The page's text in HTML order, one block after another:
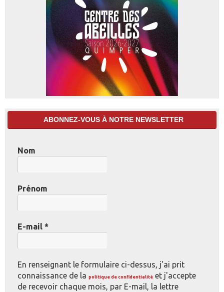
ABONNEZ-VOUS À NOTRE NEWSLETTER
Nom
Prénom
E-mail *
En renseignant le formulaire ci-dessus, j'ai prit
connaissance de la politique de confidentialité et j'accepte
de recevoir chaque mois, par E-mail, la lettre